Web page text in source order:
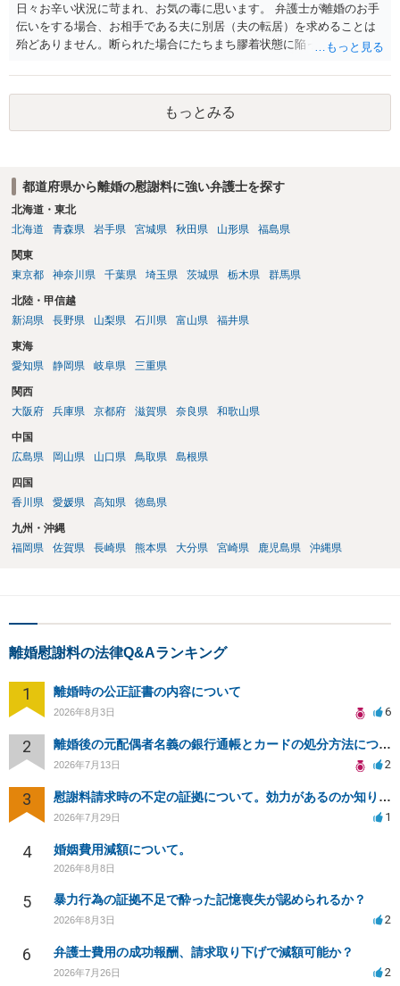
日々お辛い状況に苛まれ、お気の毒に思います。 弁護士が離婚のお手
伝いをする場合、お相手である夫に別居（夫の転居）を求めることは
殆どありません。断られた場合にたちまち膠着状態に陥ってしまうの
高いためです。 実務的には、ご相談者さまが転居する形で離婚協議等
を進める選択を採らざるを得ないことが圧倒的多数です。
もっとみる
都道府県から離婚の慰謝料に強い弁護士を探す
北海道・東北
北海道
青森県 岩手県 宮城県 秋田県 山形県 福島県
関東
東京都
神奈川県 千葉県 埼玉県 茨城県 栃木県 群馬県
北陸・甲信越
新潟県
長野県 山梨県 石川県 富山県 福井県
東海
愛知県
静岡県 岐阜県 三重県
関西
大阪府
兵庫県 京都府 滋賀県 奈良県 和歌山県
中国
広島県
岡山県 山口県 鳥取県 島根県
四国
香川県
愛媛県 高知県 徳島県
九州・沖縄
福岡県
佐賀県 長崎県 熊本県 大分県 宮崎県 鹿児島県 沖縄県
離婚慰謝料の法律Q&Aランキング
1 離婚時の公正証書の内容について
2026年8月3日 6
2 離婚後の元配偶者名義の銀行通帳とカードの処分方法について
2026年7月13日 2
3 慰謝料請求時の不定の証拠について。効力があるのか知りたい。
2026年7月29日 1
4 婚姻費用減額について。
2026年8月8日
5 暴力行為の証拠不足で酔った記憶喪失が認められるか？
2026年8月3日 2
6 弁護士費用の成功報酬、請求取り下げで減額可能か？
2026年7月26日 2